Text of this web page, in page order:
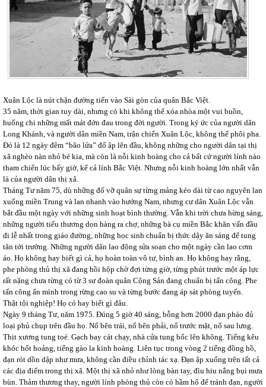
Xuân Lộc là nút chặn đường tiến vào Sài gòn của quân Bắc Việt.
35 năm, thời gian tuy dài, nhưng có khi không thể xóa nhòa một vui buồn,
huống chi những mất mát đớn đau trong đời người. Trong ký ức của người dân
Long Khánh, và người dân miền Nam, trận chiến Xuân Lộc, không thể phôi pha.
Đó là 12 ngày đêm “bão lửa” đổ ập lên đầu, không những cho người dân tại thị
xã nghèo nàn nhỏ bé kia, mà còn là nỗi kinh hoàng cho cả bất cứ người lính nào
tham chiến lúc bấy giờ, kể cả lính Bắc Việt. Nhưng nỗi kinh hoàng lớn nhất vẫn
là của người dân thị xã.
Tháng Tư năm 75, dù những đổ vỡ quân sự từng mảng kéo dài từ cao nguyên lan
xuống miền Trung và lan nhanh vào hướng Nam, nhưng cư dân Xuân Lộc vẫn
bắt đầu một ngày với những sinh hoạt bình thường. Vẫn khi trời chưa hừng sáng,
những người tiểu thương dọn hàng ra chợ, những bà cụ miền Bắc khăn vấn đầu
đi lễ nhất trong giáo đường, những học sinh chuẩn bị thức dậy ăn sáng để tung
tăn tới trường. Những người dân lao động sửa soạn cho một ngày cần lao cơm
áo. Họ không hay biết gì cả, họ hoàn toàn vô tư, bình an. Họ không hay rằng,
phe phòng thủ thị xã đang hồi hộp chờ đợi từng giờ, từng phút trước một áp lực
rất nặng chưa từng có từ 3 sư đoàn quân Cộng Sản đang chuẩn bị tấn công. Phe
tấn công ẩn mình trong rừng cao su và từng bước đang áp sát phòng tuyến.
Thật tội nghiệp! Họ có hay biết gì đâu.
Ngày 9 tháng Tư, năm 1975. Đúng 5 giờ 40 sáng, bỗng hơn 2000 đạn pháo đủ
loại phủ chụp trên đầu họ. Nổ bên trái, nổ bên phải, nổ trước mặt, nổ sau lưng.
Thịt xương tung toé. Gạch bay cát chạy, nhà cửa tung bốc lên không. Tiếng kêu
khóc hốt hoảng, tiếng gào la kinh hoàng. Liên tục trong vòng 2 tiếng đồng hồ,
đạn rót dồn dập như mưa, không cần điều chỉnh tác xạ. Đạn ập xuống trên tất cả
các địa điểm trong thị xã. Một thị xã nhỏ như lòng bàn tay, đìu hiu nắng bụi mưa
bùn. Thảm thương thay, người lính phòng thủ còn có hầm hố để tránh đạn, người